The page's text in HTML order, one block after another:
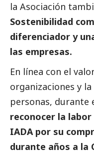
la Asociación
Sostenibilidad
diferenciador y
las empresas.
En línea con el
organizaciones y
personas, durante
reconocer la
IADA por su
durante años a la